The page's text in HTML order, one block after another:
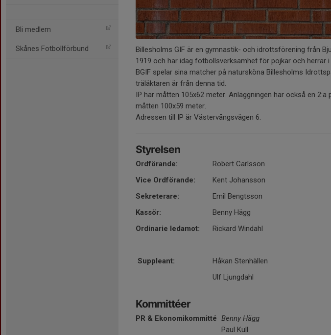
Bli medlem
Skånes Fotbollförbund
Billesholms GIF är en gymnastik- och idrottsförening från
1919 och har idag fotbollsverksamhet för pojkar och herrar
BGIF spelar sina matcher på natursköna Billesholms
träläktaren är från denna tid.
IP har måtten 105x62 meter. Anläggningen har också en
måtten 100x59 meter.
Adressen till IP är Västervångsvägen 6.
Styrelsen
Ordförande:
Robert Carlsson
Vice Ordförande:
Kent Johansson
Sekreterare:
Emil Bengtsson
Kassör:
Benny Hägg
Ordinarie ledamot:
Rickard Windahl
Suppleant:
Håkan Stenhällen
Ulf Ljungdahl
Kommittéer
PR & Ekonomikommitté Benny Hägg
Paul Kull